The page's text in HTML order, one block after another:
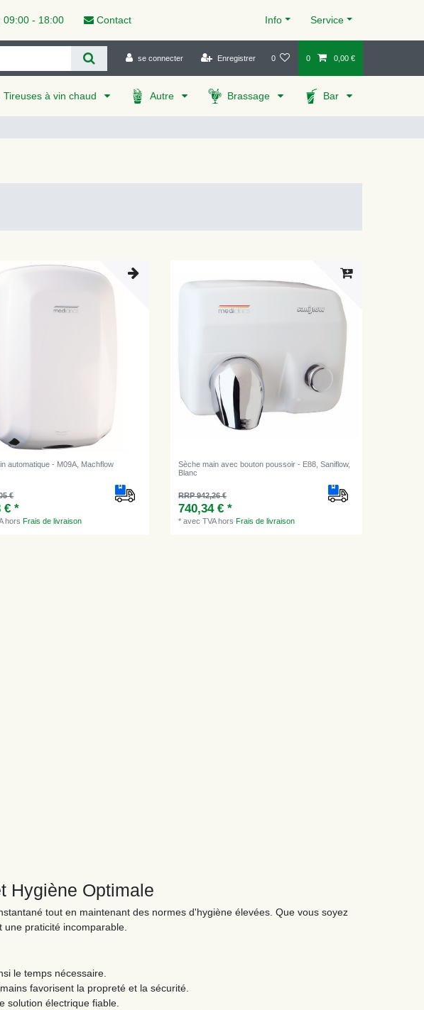
09:00 - 18:00 Contact Info Service
se connecter Enregistrer 0 0 0,00 €
Tireuses à vin chaud Autre Brassage Bar
automatique - M09A, Machflow
€
€ *
horsFrais de livraison
Sèche main avec bouton poussoir - E88, Saniflow,
Blanc
RRP 942,26 €
740,34 € *
*avec TVAhorsFrais de livraison
Hygiène Optimale
tout en maintenant des normes d'hygiène élevées. Que vous soyez
praticité incomparable.
le temps nécessaire.
favorisent la propreté et la sécurité.
solution électrique fiable.